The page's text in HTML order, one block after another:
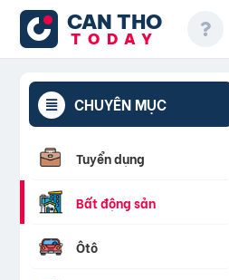
CAN THO
TODAY
CHUYÊN MỤC
Tuyển dụng
Bất động sản
Ôtô